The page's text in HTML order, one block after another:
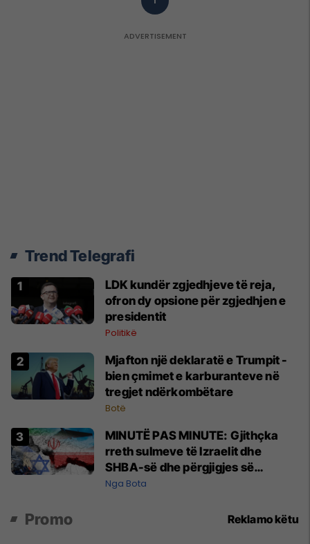
Trend Telegrafi
LDK kundër zgjedhjeve të reja,
ofron dy opsione për zgjedhjen e
presidentit
Politikë
Mjafton një deklaratë e Trumpit -
bien çmimet e karburanteve në
tregjet ndërkombëtare
Botë
MINUTË PAS MINUTE: Gjithçka
rreth sulmeve të Izraelit dhe
SHBA-së dhe përgjigjes së
Teheranit
Nga Bota
Promo Reklamo këtu